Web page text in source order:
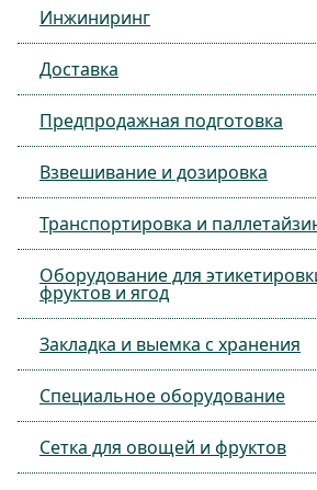
Инжиниринг
Доставка
Предпродажная подготовка
Взвешивание и дозировка
Транспортировка и
Оборудование для
фруктов и ягод
Закладка и выемка с хранения
Специальное оборудование
Сетка для овощей и фруктов